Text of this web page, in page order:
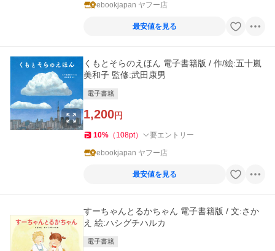
ebookjapan ヤフー店
最安値を見る
くもとそらのえほん 電子書籍版 / 作/絵:五十嵐
美和子 監修:武田康男
電子書籍
1,200円
10% （ 108pt） 要エントリー
ebookjapan ヤフー店
最安値を見る
すーちゃんとるかちゃん 電子書籍版 / 文:さか
え 絵:ハシグチハルカ
電子書籍